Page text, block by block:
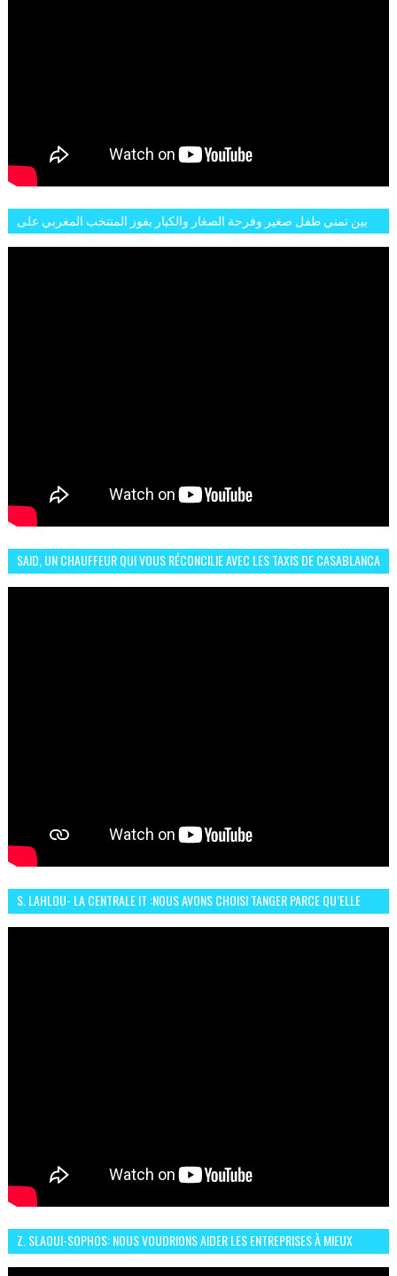
بين تمني طفل صغير وفرحة الصغار والكبار بفوز المنتخب المغربي على
البلجيكي هاته الاجواء والارتسامات
SAID, UN CHAUFFEUR QUI VOUS RÉCONCILIE AVEC LES TAXIS DE CASABLANCA
S. LAHLOU- LA CENTRALE IT :NOUS AVONS CHOISI TANGER PARCE QU’ELLE
CONNAIT UN GRAND DÉVELOPPEMENT
Z. SLAOUI-SOPHOS: NOUS VOUDRIONS AIDER LES ENTREPRISES À MIEUX
SÉCURISER LEUR SYSTÈME D'INFORMATION